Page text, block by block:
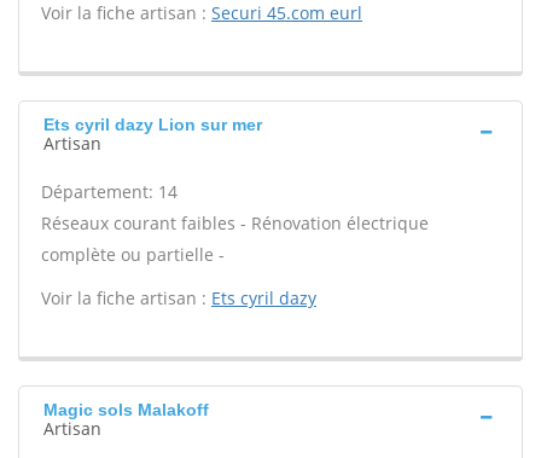
Voir la fiche artisan : Securi 45.com eurl
Ets cyril dazy Lion sur mer
Artisan
Département: 14
Réseaux courant faibles - Rénovation électrique
complète ou partielle -
Voir la fiche artisan : Ets cyril dazy
Magic sols Malakoff
Artisan